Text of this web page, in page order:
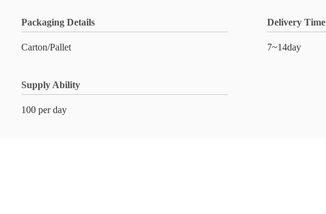
Packaging Details
Carton/Pallet
Delivery Time
7~14day
Supply Ability
100 per day